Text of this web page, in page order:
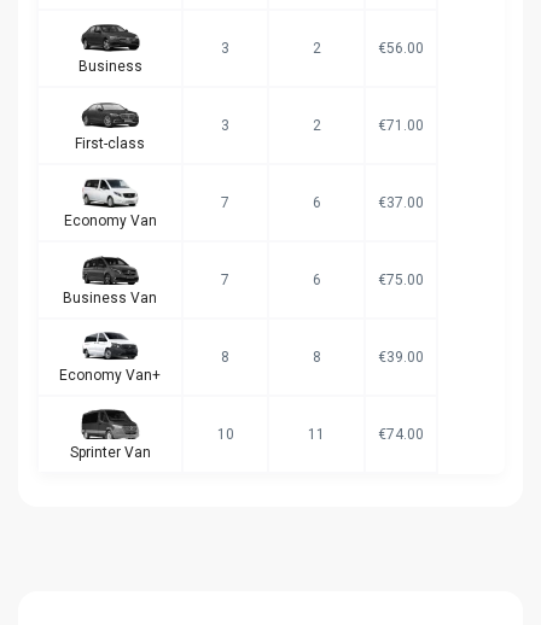
Business
3 2 €56.00
First-class
3 2 €71.00
Economy Van
7 6 €37.00
Business Van
7 6 €75.00
Economy Van+
8 8 €39.00
Sprinter Van
10 11 €74.00